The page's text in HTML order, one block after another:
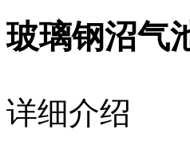
玻璃钢沼气
详细介绍